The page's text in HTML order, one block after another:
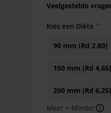
Veelgestelde
Kies een Dikte
90 mm (Rd 2,80)
150 mm (Rd 4,65)
200 mm (Rd 6,25)
Meer = Minder